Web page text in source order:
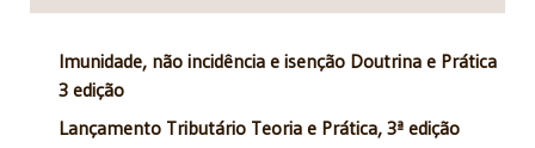
Imunidade, não incidência e isenção Doutrina e Prática
3 edição
Lançamento Tributário Teoria e Prática, 3ª edição